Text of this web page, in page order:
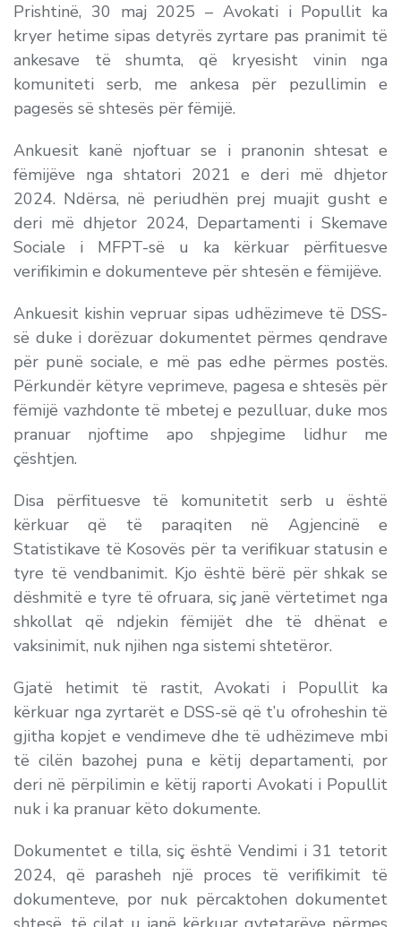
Prishtinë, 30 maj 2025 – Avokati i Popullit ka
kryer hetime sipas detyrës zyrtare pas pranimit të
ankesave të shumta, që kryesisht vinin nga
komuniteti serb, me ankesa për pezullimin e
pagesës së shtesës për fëmijë.
Ankuesit kanë njoftuar se i pranonin shtesat e
fëmijëve nga shtatori 2021 e deri më dhjetor
2024. Ndërsa, në periudhën prej muajit gusht e
deri më dhjetor 2024, Departamenti i Skemave
Sociale i MFPT-së u ka kërkuar përfituesve
verifikimin e dokumenteve për shtesën e fëmijëve.
Ankuesit kishin vepruar sipas udhëzimeve të DSS-
së duke i dorëzuar dokumentet përmes qendrave
për punë sociale, e më pas edhe përmes postës.
Përkundër këtyre veprimeve, pagesa e shtesës për
fëmijë vazhdonte të mbetej e pezulluar, duke mos
pranuar njoftime apo shpjegime lidhur me
çështjen.
Disa përfituesve të komunitetit serb u është
kërkuar që të paraqiten në Agjencinë e
Statistikave të Kosovës për ta verifikuar statusin e
tyre të vendbanimit. Kjo është bërë për shkak se
dëshmitë e tyre të ofruara, siç janë vërtetimet nga
shkollat që ndjekin fëmijët dhe të dhënat e
vaksinimit, nuk njihen nga sistemi shtetëror.
Gjatë hetimit të rastit, Avokati i Popullit ka
kërkuar nga zyrtarët e DSS-së që t’u ofroheshin të
gjitha kopjet e vendimeve dhe të udhëzimeve mbi
të cilën bazohej puna e këtij departamenti, por
deri në përpilimin e këtij raporti Avokati i Popullit
nuk i ka pranuar këto dokumente.
Dokumentet e tilla, siç është Vendimi i 31 tetorit
2024, që parasheh një proces të verifikimit të
dokumenteve, por nuk përcaktohen dokumentet